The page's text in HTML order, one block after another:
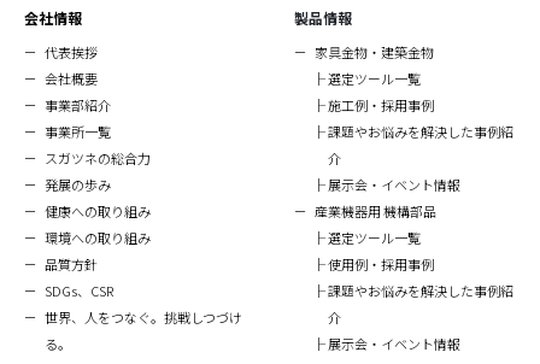
会社情報
代表挨拶
会社概要
事業部紹介
事業所一覧
スガツネの総合力
発展の歩み
健康への取り組み
環境への取り組み
品質方針
SDGs、CSR
世界、人をつなぐ。挑戦しつづけ
る。
製品情報
家具金物・建築金物
選定ツール一覧
施工例・採用事例
課題やお悩みを解決した事例紹
介
展示会・イベント情報
産業機器用 機構部品
選定ツール一覧
使用例・採用事例
課題やお悩みを解決した事例紹
介
展示会・イベント情報